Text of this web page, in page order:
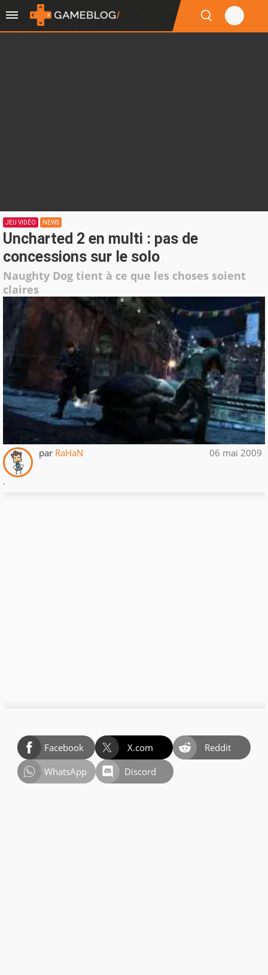
JEU VIDÉO NEWS
Uncharted 2 en multi : pas de
concessions sur le solo
Naughty Dog tient à ce que les choses soient
claires
par RaHaN 06 mai 2009
.
Facebook X.com
Reddit
WhatsApp
Discord